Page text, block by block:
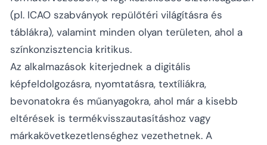
(pl. ICAO szabványok repülőtéri világításra és
táblákra), valamint minden olyan területen, ahol a
színkonzisztencia kritikus.
Az alkalmazások kiterjednek a digitális
képfeldolgozásra, nyomtatásra, textíliákra,
bevonatokra és műanyagokra, ahol már a kisebb
eltérések is termékvisszautasításhoz vagy
márkakövetkezetlenséghez vezethetnek. A